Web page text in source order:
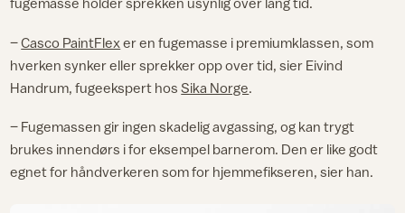
–Casco PaintFlex er en fugemasse i premiumklassen, som
hverken synker eller sprekker opp over tid, sier Eivind
Handrum, fugeekspert hosSika Norge
– Fugemassen gir ingen skadelig avgassing, og kan trygt
brukes innendørs i for eksempel barnerom. Den er like godt
egnet for håndverkeren som for hjemmefikseren, sier han.